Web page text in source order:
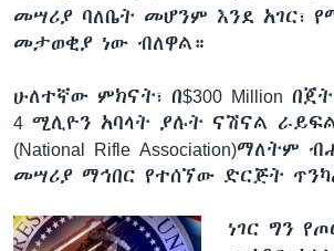
መሣሪያ ባለቤት መሆንም እንደ አገር፣
መታወቂያ ነው ብለዋል።
ሁለተኛው ምክናት፣ በ$300 Million
4 ሚሊዮን አባላት ያሉት ናሽናል ራይፍል
(National Rifle
መሣሪያ ማኅበር የተሰኘው ድርጅት
ነገር ግን